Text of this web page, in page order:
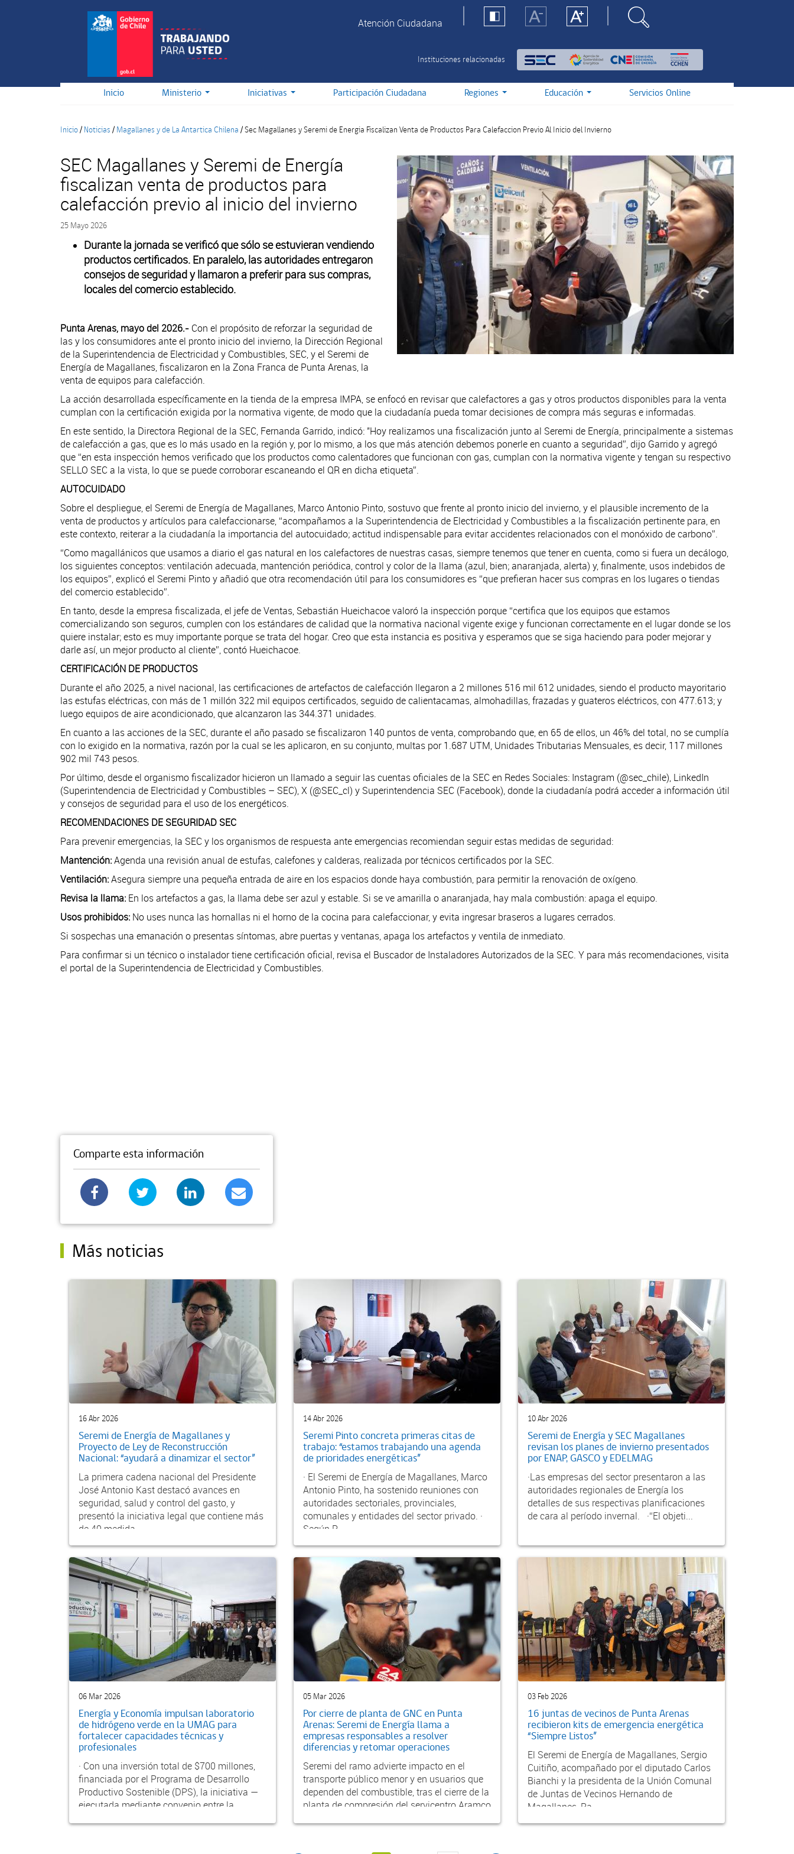
Atención Ciudadana
Instituciones relacionadas
Inicio Ministerio Iniciativas Participación Ciudadana Regiones Educación Servicios Online
Inicio/ Noticias / Magallanes y de La Antartica Chilena /Sec Magallanes y Seremi de Energia Fiscalizan Venta de Productos Para Calefaccion Previo Al Inicio del Invierno
SEC Magallanes y Seremi de Energía
fiscalizan venta de productos para
calefacción previo al inicio del invierno
25 Mayo 2026
Durante la jornada se verificó que sólo se estuvieran vendiendo
productos certificados. En paralelo, las autoridades entregaron
consejos de seguridad y llamaron a preferir para sus compras,
locales del comercio establecido.
Punta Arenas, mayo del 2026.- Con el propósito de reforzar la seguridad de
las y los consumidores ante el pronto inicio del invierno, la Dirección Regional
de la Superintendencia de Electricidad y Combustibles, SEC, y el Seremi de
Energía de Magallanes, fiscalizaron en la Zona Franca de Punta Arenas, la
venta de equipos para calefacción.
La acción desarrollada específicamente en la tienda de la empresa IMPA, se enfocó en revisar que calefactores a gas y otros productos disponibles para la venta
cumplan con la certificación exigida por la normativa vigente, de modo que la ciudadanía pueda tomar decisiones de compra más seguras e informadas.
En este sentido, la Directora Regional de la SEC, Fernanda Garrido, indicó: "Hoy realizamos una fiscalización junto al Seremi de Energía, principalmente a sistemas
de calefacción a gas, que es lo más usado en la región y, por lo mismo, a los que más atención debemos ponerle en cuanto a seguridad”, dijo Garrido y agregó
que “en esta inspección hemos verificado que los productos como calentadores que funcionan con gas, cumplan con la normativa vigente y tengan su respectivo
SELLO SEC a la vista, lo que se puede corroborar escaneando el QR en dicha etiqueta”.
AUTOCUIDADO
Sobre el despliegue, el Seremi de Energía de Magallanes, Marco Antonio Pinto, sostuvo que frente al pronto inicio del invierno, y el plausible incremento de la
venta de productos y artículos para calefaccionarse, “acompañamos a la Superintendencia de Electricidad y Combustibles a la fiscalización pertinente para, en
este contexto, reiterar a la ciudadanía la importancia del autocuidado; actitud indispensable para evitar accidentes relacionados con el monóxido de carbono”.
“Como magallánicos que usamos a diario el gas natural en los calefactores de nuestras casas, siempre tenemos que tener en cuenta, como si fuera un decálogo,
los siguientes conceptos: ventilación adecuada, mantención periódica, control y color de la llama (azul, bien; anaranjada, alerta) y, finalmente, usos indebidos de
los equipos”, explicó el Seremi Pinto y añadió que otra recomendación útil para los consumidores es “que prefieran hacer sus compras en los lugares o tiendas
del comercio establecido”.
En tanto, desde la empresa fiscalizada, el jefe de Ventas, Sebastián Hueichacoe valoró la inspección porque “certifica que los equipos que estamos
comercializando son seguros, cumplen con los estándares de calidad que la normativa nacional vigente exige y funcionan correctamente en el lugar donde se los
quiere instalar; esto es muy importante porque se trata del hogar. Creo que esta instancia es positiva y esperamos que se siga haciendo para poder mejorar y
darle así, un mejor producto al cliente”, contó Hueichacoe.
CERTIFICACIÓN DE PRODUCTOS
Durante el año 2025, a nivel nacional, las certificaciones de artefactos de calefacción llegaron a 2 millones 516 mil 612 unidades, siendo el producto mayoritario
las estufas eléctricas, con más de 1 millón 322 mil equipos certificados, seguido de calientacamas, almohadillas, frazadas y guateros eléctricos, con 477.613; y
luego equipos de aire acondicionado, que alcanzaron las 344.371 unidades.
En cuanto a las acciones de la SEC, durante el año pasado se fiscalizaron 140 puntos de venta, comprobando que, en 65 de ellos, un 46% del total, no se cumplía
con lo exigido en la normativa, razón por la cual se les aplicaron, en su conjunto, multas por 1.687 UTM, Unidades Tributarias Mensuales, es decir, 117 millones
902 mil 743 pesos.
Por último, desde el organismo fiscalizador hicieron un llamado a seguir las cuentas oficiales de la SEC en Redes Sociales: Instagram (@sec_chile), LinkedIn
(Superintendencia de Electricidad y Combustibles – SEC), X (@SEC_cl) y Superintendencia SEC (Facebook), donde la ciudadanía podrá acceder a información útil
y consejos de seguridad para el uso de los energéticos.
RECOMENDACIONES DE SEGURIDAD SEC
Para prevenir emergencias, la SEC y los organismos de respuesta ante emergencias recomiendan seguir estas medidas de seguridad:
Mantención:Agenda una revisión anual de estufas, calefones y calderas, realizada por técnicos certificados por la SEC.
Ventilación:Asegura siempre una pequeña entrada de aire en los espacios donde haya combustión, para permitir la renovación de oxígeno.
Revisa la llama: En los artefactos a gas, la llama debe ser azul y estable. Si se ve amarilla o anaranjada, hay mala combustión: apaga el equipo.
Usos prohibidos: No uses nunca las hornallas ni el horno de la cocina para calefaccionar, y evita ingresar braseros a lugares cerrados.
Si sospechas una emanación o presentas síntomas, abre puertas y ventanas, apaga los artefactos y ventila de inmediato.
Para confirmar si un técnico o instalador tiene certificación oficial, revisa el Buscador de Instaladores Autorizados de la SEC. Y para más recomendaciones, visita
el portal de la Superintendencia de Electricidad y Combustibles.
Comparte esta información
Más noticias
16 Abr 2026
Seremi de Energía de Magallanes y
Proyecto de Ley de Reconstrucción
Nacional: “ayudará a dinamizar el sector”
La primera cadena nacional del Presidente
José Antonio Kast destacó avances en
seguridad, salud y control del gasto, y
presentó la iniciativa legal que contiene más
de 40 medida...
14 Abr 2026
Seremi Pinto concreta primeras citas de
trabajo: “estamos trabajando una agenda
de prioridades energéticas”
· El Seremi de Energía de Magallanes, Marco
Antonio Pinto, ha sostenido reuniones con
autoridades sectoriales, provinciales,
comunales y entidades del sector privado. ·
Según P...
10 Abr 2026
Seremi de Energía y SEC Magallanes
revisan los planes de invierno presentados
por ENAP, GASCO y EDELMAG
·Las empresas del sector presentaron a las
autoridades regionales de Energía los
detalles de sus respectivas planificaciones
de cara al período invernal. ·“El objeti...
06 Mar 2026
Energía y Economía impulsan laboratorio
de hidrógeno verde en la UMAG para
fortalecer capacidades técnicas y
profesionales
· Con una inversión total de $700 millones,
financiada por el Programa de Desarrollo
Productivo Sostenible (DPS), la iniciativa —
ejecutada mediante convenio entre la
05 Mar 2026
Por cierre de planta de GNC en Punta
Arenas: Seremi de Energía llama a
empresas responsables a resolver
diferencias y retomar operaciones
Seremi del ramo advierte impacto en el
transporte público menor y en usuarios que
dependen del combustible, tras el cierre de la
planta de compresión del servicentro Aramco
03 Feb 2026
16 juntas de vecinos de Punta Arenas
recibieron kits de emergencia energética
“Siempre Listos”
El Seremi de Energía de Magallanes, Sergio
Cuitiño, acompañado por el diputado Carlos
Bianchi y la presidenta de la Unión Comunal
de Juntas de Vecinos Hernando de
Magallanes, Ra...